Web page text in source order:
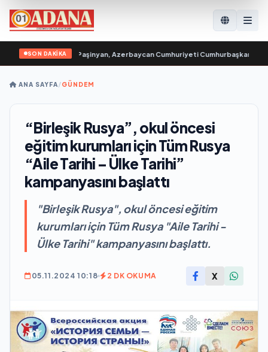
SON DAKİKA
Başbakanı Nikol Paşinyan, Azerbaycan Cumhuriyeti Cumhurbaşkanı İlham
ANA SAYFA/GÜNDEM
“Birleşik Rusya”, okul öncesi
eğitim kurumları için Tüm Rusya
“Aile Tarihi – Ülke Tarihi”
kampanyasını başlattı
"Birleşik Rusya", okul öncesi eğitim
kurumları için Tüm Rusya "Aile Tarihi -
Ülke Tarihi" kampanyasını başlattı.
05.11.2024 10:18 2 DK OKUMA X